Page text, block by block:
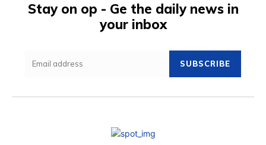
Stay on op - Ge the daily news in
your inbox
SUBSCRIBE